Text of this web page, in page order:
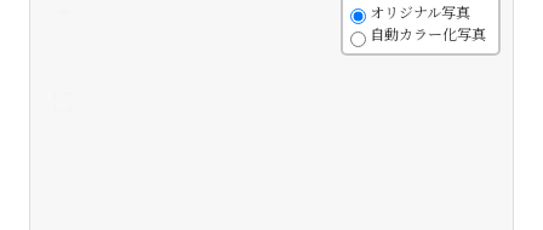
オリジナル写真
自動カラー化写真